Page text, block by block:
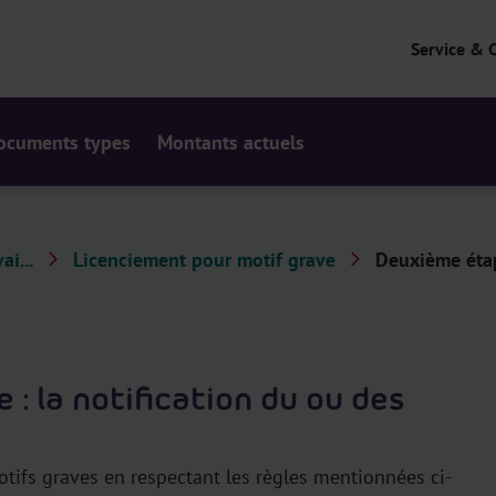
Service &
types Montants actuels
Licenciement pour motif grave Deuxième
: la notification du ou des
graves en respectant les règles mentionnées ci-